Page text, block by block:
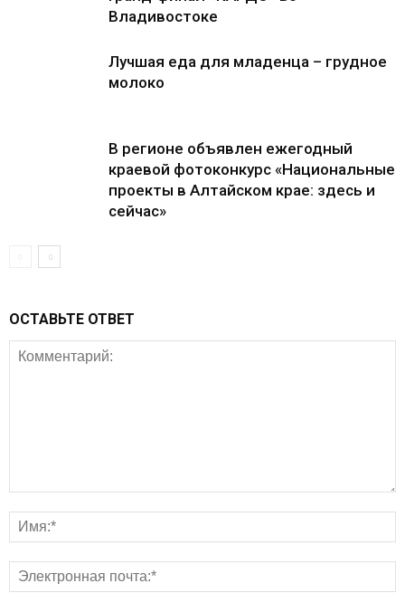
Владивостоке
Лучшая еда для младенца – грудное
молоко
В регионе объявлен ежегодный
краевой фотоконкурс «Национальные
проекты в Алтайском крае: здесь и
сейчас»
ОСТАВЬТЕ ОТВЕТ